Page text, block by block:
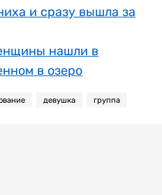
и сразу вышла за
нашли в
в озеро
девушка группа